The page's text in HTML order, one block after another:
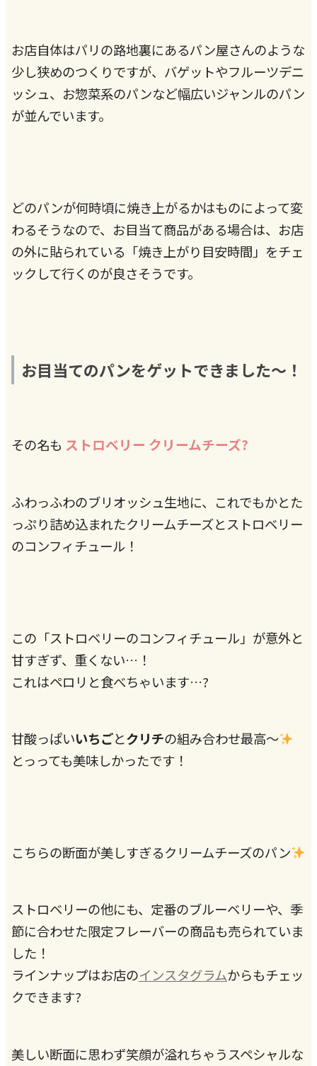
お店自体はパリの路地裏にあるパン屋さんのような
少し狭めのつくりですが、バゲットやフルーツデニ
ッシュ、お惣菜系のパンなど幅広いジャンルのパン
が並んでいます。
どのパンが何時頃に焼き上がるかはものによって変
わるそうなので、お目当て商品がある場合は、お店
の外に貼られている「焼き上がり目安時間」をチェ
ックして行くのが良さそうです。
お目当てのパンをゲットできました〜！
その名も ストロベリー クリームチーズ?
ふわっふわのブリオッシュ生地に、これでもかとた
っぷり詰め込まれたクリームチーズとストロベリー
のコンフィチュール！
この「ストロベリーのコンフィチュール」が意外と
甘すぎず、重くない…！
これはペロリと食べちゃいます…?
甘酸っぱいいちごとクリチの組み合わせ最高～
とっっても美味しかったです！
こちらの断面が美しすぎるクリームチーズのパン
ストロベリーの他にも、定番のブルーベリーや、季
節に合わせた限定フレーバーの商品も売られていま
した！
ラインナップはお店のインスタグラムからもチェッ
クできます?
美しい断面に思わず笑顔が溢れちゃうスペシャルな